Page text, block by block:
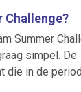
Challenge?
Summer
simpel. De
die in de